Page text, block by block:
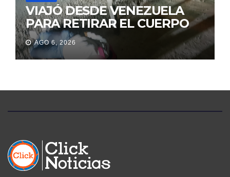
VIAJÓ DESDE VENEZUELA
PARA RETIRAR EL CUERPO
DE SU MARIDO QUE
PERMANECIÓ SEIS DÍAS EN
LA MORGUE
AGO 6, 2026